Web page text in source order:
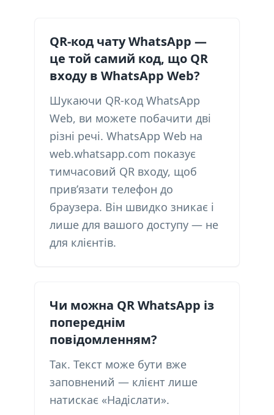
QR-код чату WhatsApp —
це той самий код, що QR
входу в WhatsApp Web?
Шукаючи QR-код WhatsApp
Web, ви можете побачити дві
різні речі. WhatsApp Web на
web.whatsapp.com показує
тимчасовий QR входу, щоб
прив’язати телефон до
браузера. Він швидко зникає і
лише для вашого доступу — не
для клієнтів.
Чи можна QR WhatsApp із
попереднім
повідомленням?
Так. Текст може бути вже
заповнений — клієнт лише
натискає «Надіслати».